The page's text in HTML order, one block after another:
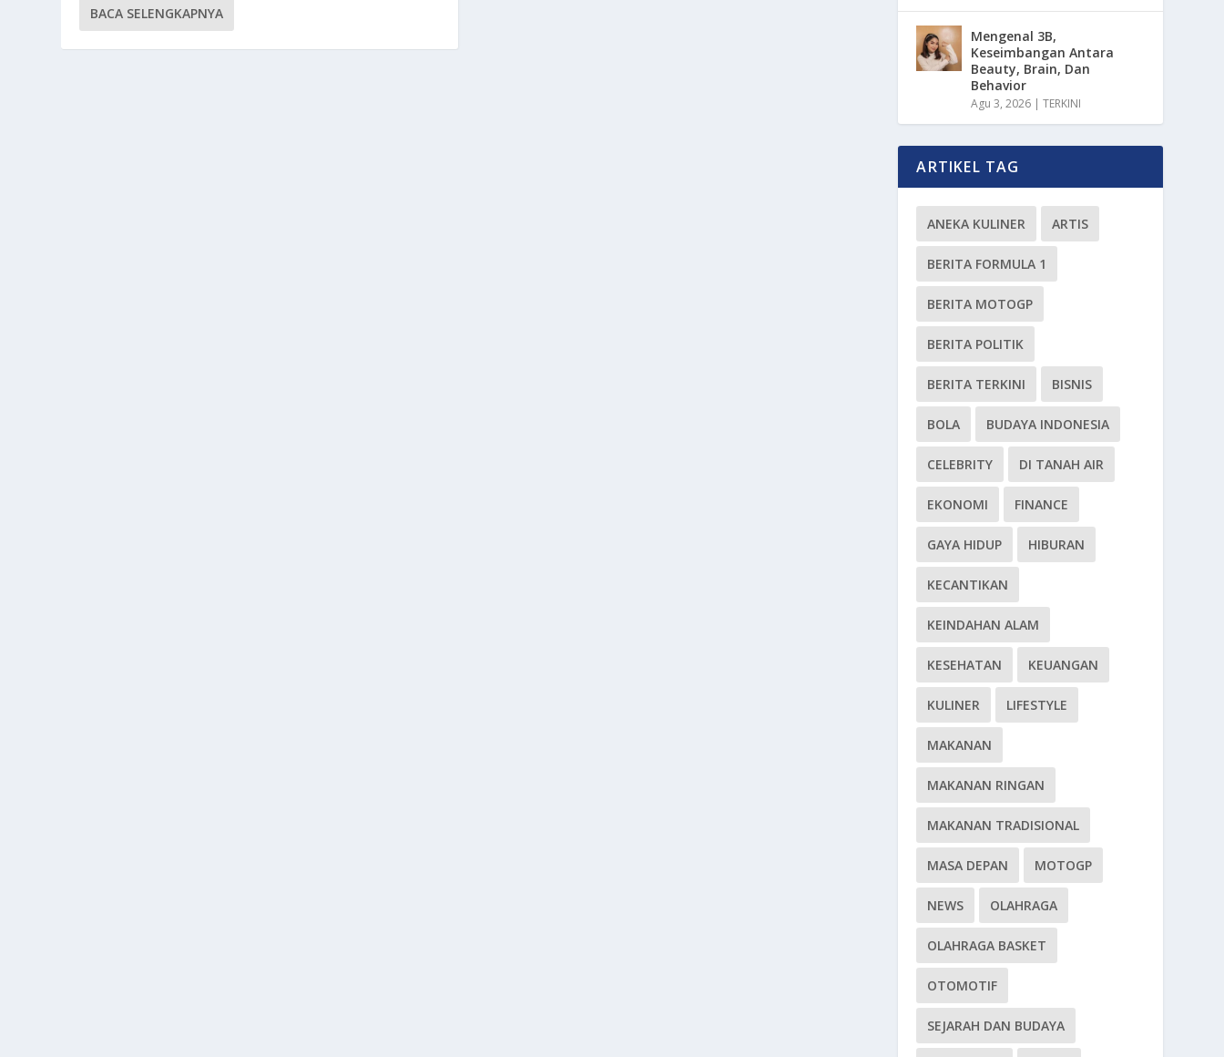
BACA SELENGKAPNYA
Mengenal 3B,
Keseimbangan Antara
Beauty, Brain, Dan
Behavior
Agu 3, 2026 |TERKINI
ARTIKEL TAG
ANEKA KULINER ARTIS
BERITA FORMULA 1
BERITA MOTOGP
BERITA POLITIK
BERITA TERKINI BISNIS
BOLA BUDAYA INDONESIA
CELEBRITY DI TANAH AIR
EKONOMI FINANCE
GAYA HIDUP HIBURAN
KECANTIKAN
KEINDAHAN ALAM
KESEHATAN KEUANGAN
KULINER LIFESTYLE
MAKANAN
MAKANAN RINGAN
MAKANAN TRADISIONAL
MASA DEPAN MOTOGP
NEWS OLAHRAGA
OLAHRAGA BASKET
OTOMOTIF
SEJARAH DAN BUDAYA